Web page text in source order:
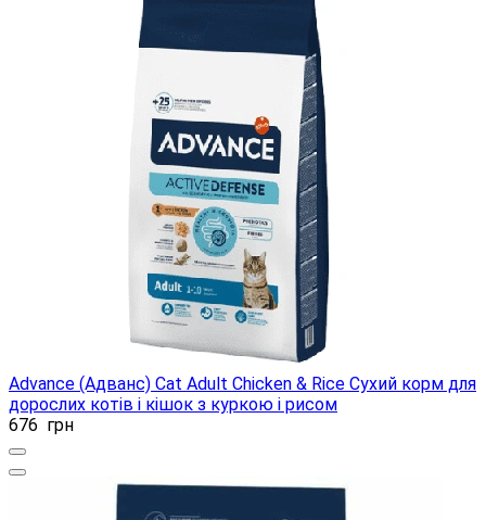
Advance (Адванс) Cat Adult Chicken & Rice Сухий корм для
дорослих котів і кішок з куркою і рисом
676 грн